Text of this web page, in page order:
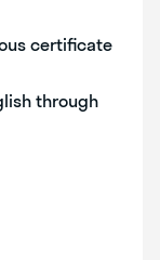
certificate
through